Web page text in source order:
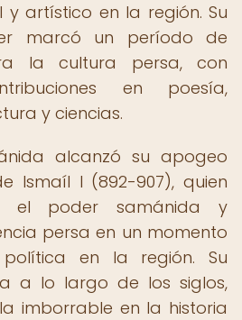
y artístico en la región. Su
marcó un período de
la cultura persa, con
en poesía,
y ciencias.
alcanzó su apogeo
Ismaíl I (892-907), quien
el poder samánida y
persa en un momento
en la región. Su
a lo largo de los siglos,
imborrable en la historia